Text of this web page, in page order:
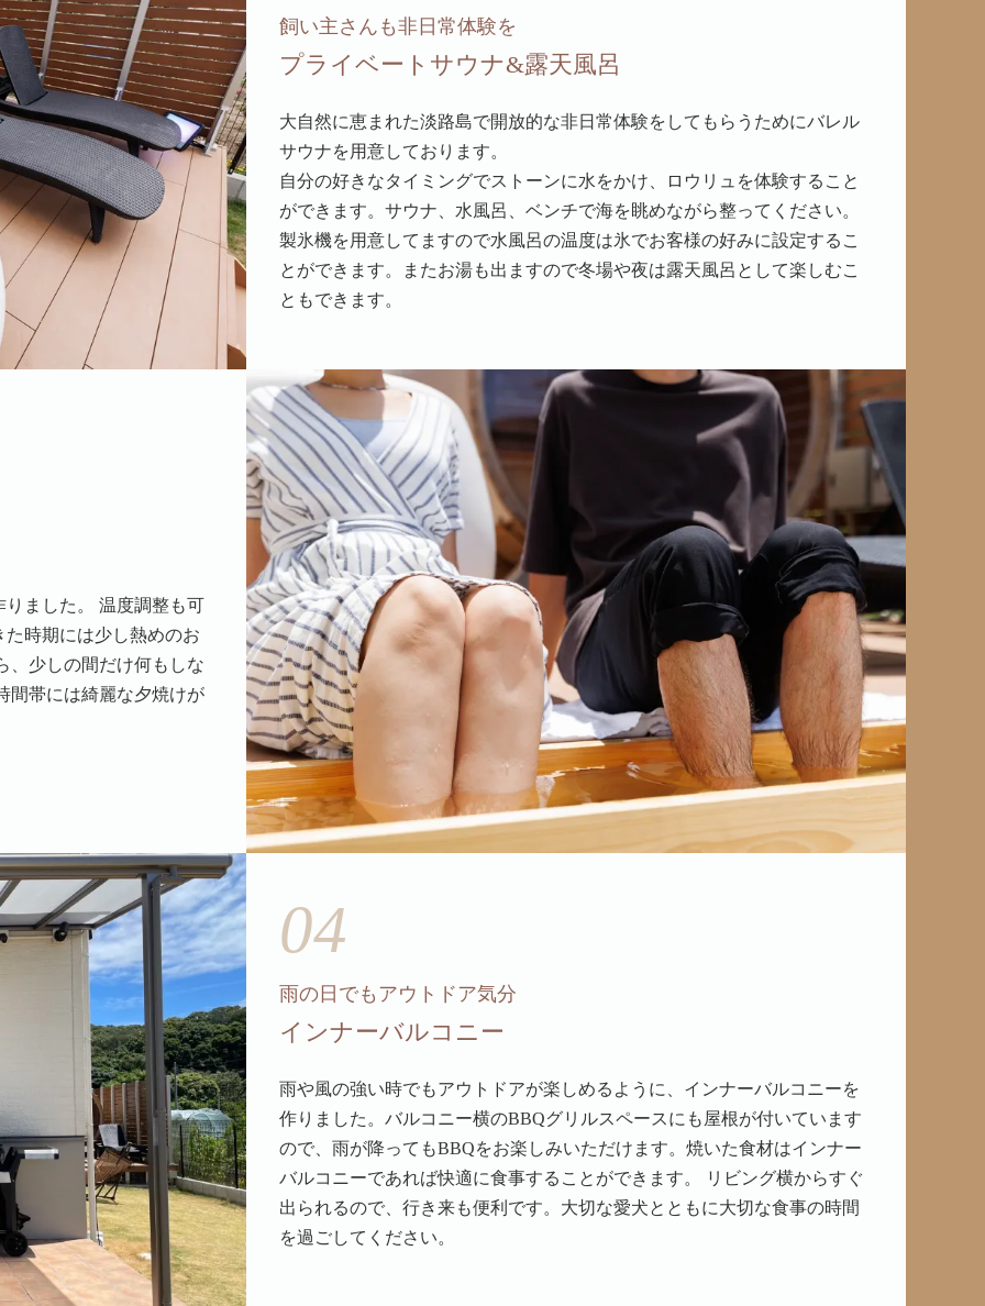
飼い主さんも非日常体験を
プライベートサウナ&露天風呂
大自然に恵まれた淡路島で開放的な非日常体験をしてもらうためにバレル
サウナを用意しております。
自分の好きなタイミングでストーンに水をかけ、ロウリュを体験すること
ができます。サウナ、水風呂、ベンチで海を眺めながら整ってください。
製氷機を用意してますので水風呂の温度は氷でお客様の好みに設定するこ
とができます。またお湯も出ますので冬場や夜は露天風呂として楽しむこ
ともできます。
ました。 温度調整も可
時期には少し熱めのお
、少しの間だけ何もしな
間帯には綺麗な夕焼けが
04
雨の日でもアウトドア気分
インナーバルコニー
雨や風の強い時でもアウトドアが楽しめるように、インナーバルコニーを
作りました。バルコニー横のBBQグリルスペースにも屋根が付いています
ので、雨が降ってもBBQをお楽しみいただけます。焼いた食材はインナー
バルコニーであれば快適に食事することができます。 リビング横からすぐ
出られるので、行き来も便利です。大切な愛犬とともに大切な食事の時間
を過ごしてください。